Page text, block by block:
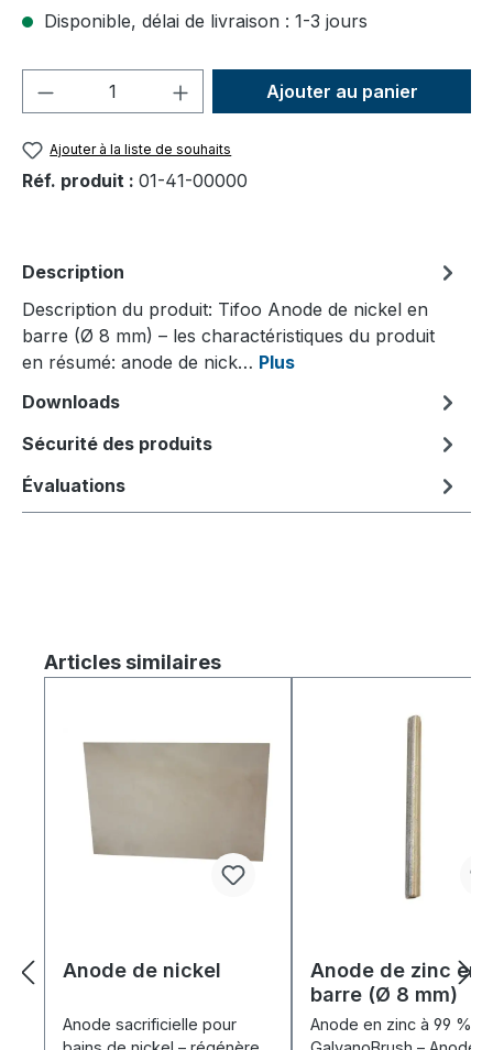
Disponible, délai de livraison : 1-3 jours
Quantité de produit : Entrez la
Ajouter au panier
Ajouter à la liste de souhaits
Réf. produit : 01-41-00000
Description
Description du produit: Tifoo Anode de nickel en
barre (Ø 8 mm) – les charactéristiques du produit
en résumé: anode de nick… Plus
Downloads
Sécurité des produits
Évaluations
Ignorer la galerie de produits
Articles similaires
Anode de nickel
Anode sacrificielle pour
Anode de zinc en
barre (Ø 8 mm)
Anode en zinc à 99 %